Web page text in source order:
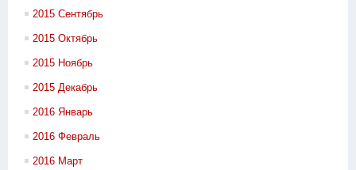
2015 Сентябрь
2015 Октябрь
2015 Ноябрь
2015 Декабрь
2016 Январь
2016 Февраль
2016 Март